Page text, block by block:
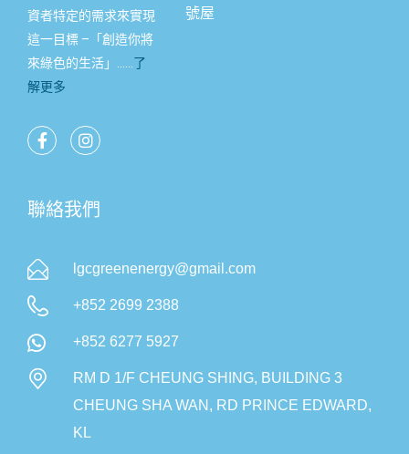
資者特定的需求來實現
這一目標 –「創造你將
來綠色的生活」…… 了
解更多
號屋
聯絡我們
lgcgreenenergy@gmail.com
+852 2699 2388
+852 6277 5927
RM D 1/F CHEUNG SHING, BUILDING 3
CHEUNG SHA WAN, RD PRINCE EDWARD,
KL